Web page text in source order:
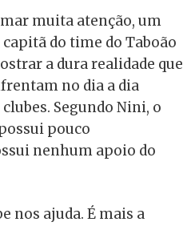
muita atenção, um
do time do Taboão
a dura realidade que
no dia a dia
Segundo Nini, o
pouco
nenhum apoio do
nos ajuda. É mais a